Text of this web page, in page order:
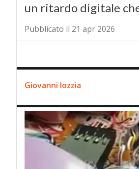
un ritardo digitale
Pubblicato il 21 apr 2026
Giovanni Iozzia